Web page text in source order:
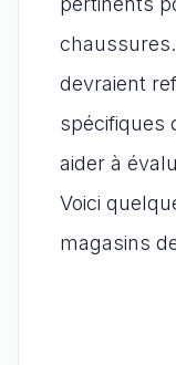
devraient
spécifiques
aider à
Voici
magasins